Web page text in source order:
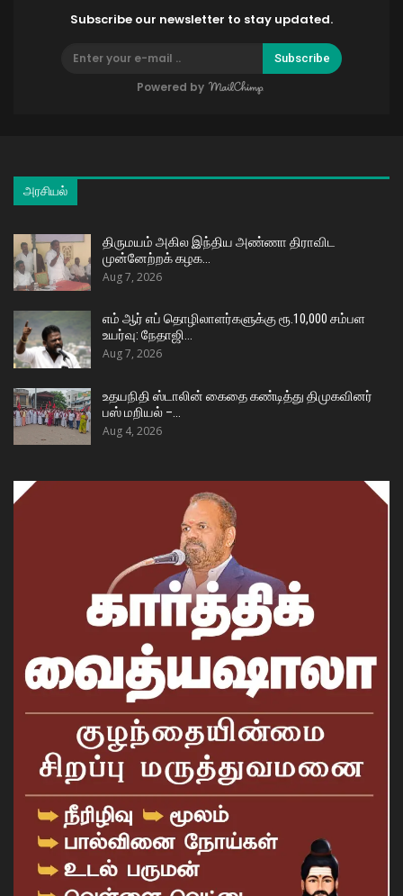
Subscribe our newsletter to stay updated.
Subscribe
Powered by
அரசியல்
திருமயம் அகில இந்திய அண்ணா திராவிட
முன்னேற்றக் கழக…
Aug 7, 2026
எம் ஆர் எப் தொழிலாளர்களுக்கு ரூ.10,000 சம்பள
உயர்வு: நேதாஜி…
Aug 7, 2026
உதயநிதி ஸ்டாலின் கைதை கண்டித்து திமுகவினர்
பஸ் மறியல் –…
Aug 4, 2026